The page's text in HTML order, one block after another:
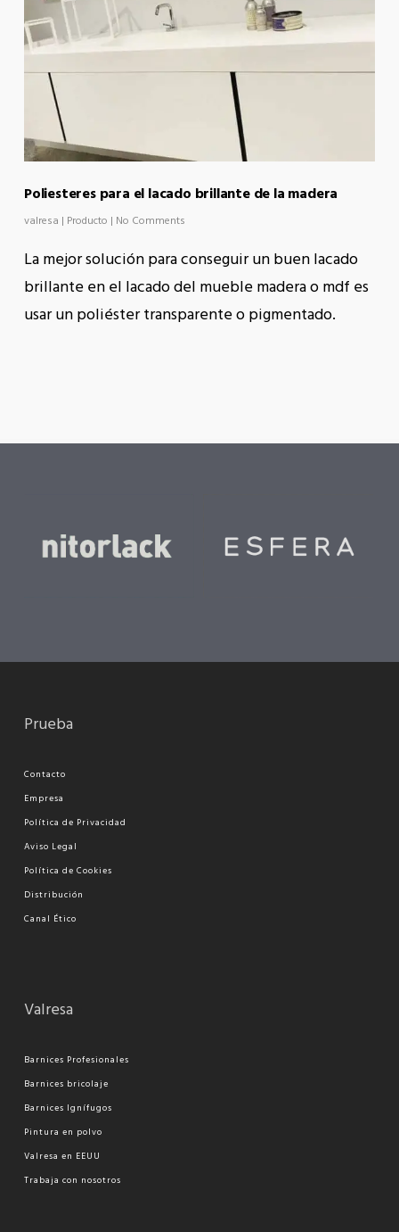
Poliesteres para el lacado brillante de la madera
valresa | Producto | No Comments
La mejor solución para conseguir un buen lacado
brillante en el lacado del mueble madera o mdf es
usar un poliéster transparente o pigmentado.
Prueba
Contacto
Empresa
Política de Privacidad
Aviso Legal
Política de Cookies
Distribución
Canal Ético
Valresa
Barnices Profesionales
Barnices bricolaje
Barnices Ignífugos
Pintura en polvo
Valresa en EEUU
Trabaja con nosotros